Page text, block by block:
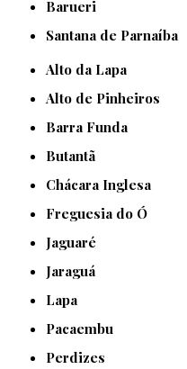
Barueri
Santana de Parnaíba
Alto da Lapa
Alto de Pinheiros
Barra Funda
Butantã
Chácara Inglesa
Freguesia do Ó
Jaguaré
Jaraguá
Lapa
Pacaembu
Perdizes